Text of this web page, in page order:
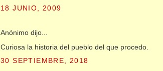
18 JUNIO, 2009
Anónimo dijo...
Curiosa la historia del pueblo del que procedo.
30 SEPTIEMBRE, 2018